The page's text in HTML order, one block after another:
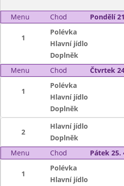
Menu Chod Pondělí
1
Polévka
Hlavní jídlo
Doplněk
Menu
Chod Čtvrtek
1
Polévka
Hlavní jídlo
Doplněk
2
Hlavní jídlo
Doplněk
Menu
Chod Pátek 25.
1
Polévka
Hlavní jídlo